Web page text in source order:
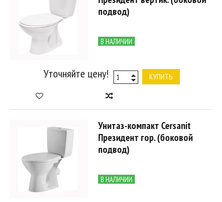
подвод)
В НАЛИЧИИ
Уточняйте цену! КУПИТЬ
Унитаз-компакт Cersanit
Президент гор. (боковой
подвод)
В НАЛИЧИИ